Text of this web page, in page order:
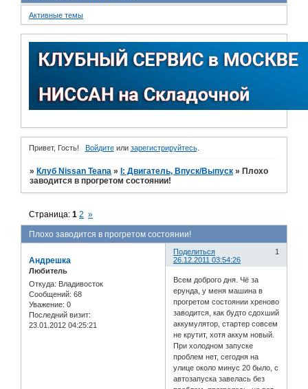
Активные темы
Привет, Гость! Войдитеили зарегистрируйтесь.
» Клуб Nissan Teana » I: Двигатель, Впуск/Выпуск » Плохо
заводится в прогретом состоянии!
Плохо заводится в прогретом состоянии!
Страница:1 2 »
Поделиться
1
26.12.2011 03:54:26
Андрешка
Любитель
Откуда: Владивосток
Сообщений: 68
Уважение: 0
Последний визит:
23.01.2012 04:25:21
Всем доброго дня. Чё за
ерунда, у меня машина в
прогретом состоянии хреново
заводится, как будто сдохший
аккумулятор, стартер совсем
не крутит, хотя аккум новый.
При холодном запуске
проблем нет, сегодня на
улице около минус 20 было, с
автозапуска завелась без